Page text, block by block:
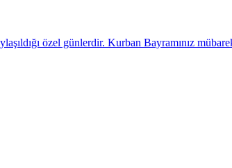
özel günlerdir. Kurban Bayramınız